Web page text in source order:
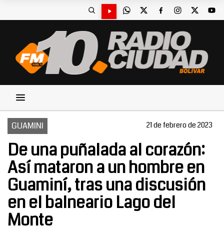
GUAMINI 21 de febrero de 2023
De una puñalada al corazón:
Así mataron a un hombre en
Guaminí, tras una discusión
en el balneario Lago del
Monte